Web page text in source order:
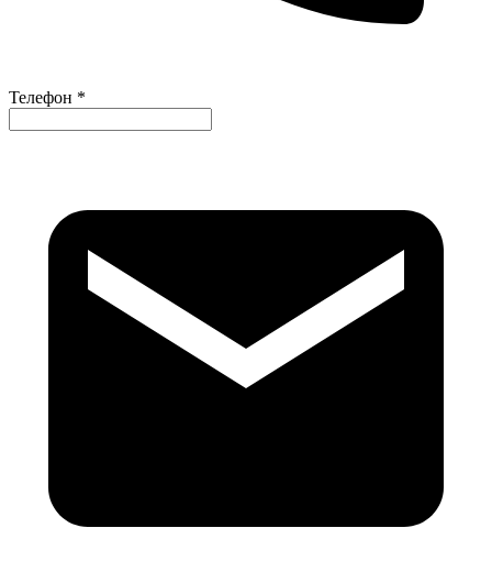
Телефон *